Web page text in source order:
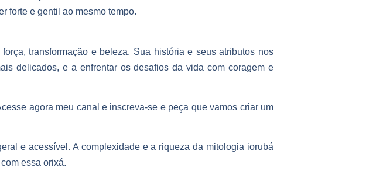
forte e gentil ao mesmo tempo.
transformação e beleza. Sua história e seus atributos nos
delicados, e a enfrentar os desafios da vida com coragem e
agora meu canal e inscreva-se e peça que vamos criar um
e acessível. A complexidade e a riqueza da mitologia iorubá
essa orixá.